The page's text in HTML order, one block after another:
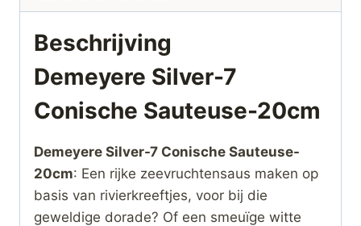
Beschrijving
Demeyere Silver-7
Conische Sauteuse-20cm
Demeyere Silver-7 Conische Sauteuse-
20cm: Een rijke zeevruchtensaus maken op
basis van rivierkreeftjes, voor bij die
geweldige dorade? Of een smeuïge witte